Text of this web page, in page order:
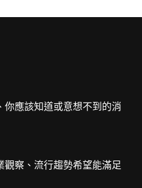
你應該知道或意想不到的消
觀察、流行趨勢希望能滿足